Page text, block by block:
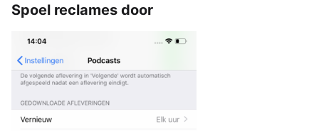
Spoel reclames door